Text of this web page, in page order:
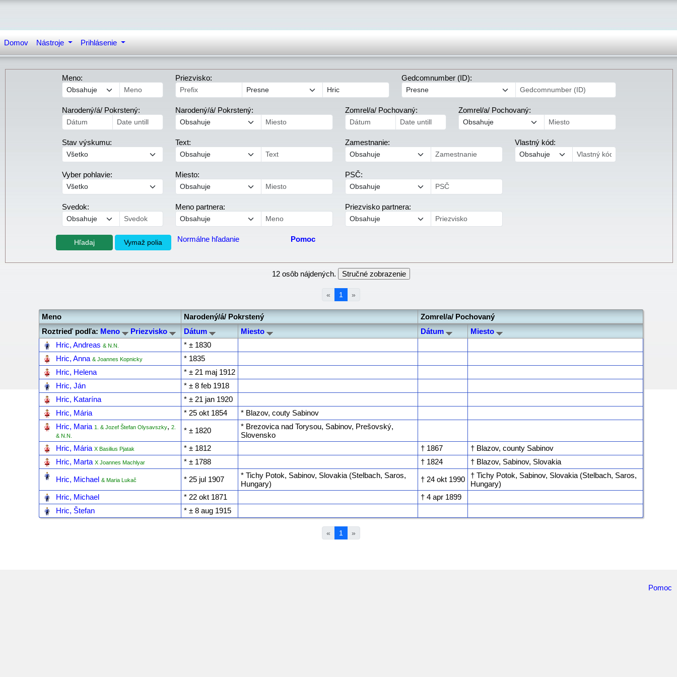
Domov Nástroje Prihlásenie
Meno: Priezvisko: Gedcomnumber (ID):
Narodený/á/ Pokrstený: Narodený/á/ Pokrstený: Zomrel/a/ Pochovaný: Zomrel/a/ Pochovaný:
Stav výskumu: Text: Zamestnanie: Vlastný kód:
Vyber pohlavie: Miesto: PSČ:
Svedok: Meno partnera: Priezvisko partnera:
Normálne hľadanie Pomoc
12 osôb nájdených.
« 1 »
Meno Narodený/á/ Pokrstený
Zomrel/a/ Pochovaný
Roztrieď podľa: Meno Priezvisko Dátum Miesto Dátum
Miesto
Hric, Andreas & N.N.
* ‎± 1830
Hric, Anna & Joannes Kopnicky
* ‎1835
Hric, Helena
* ‎± 21 maj 1912
Hric, Ján
* ‎± 8 feb 1918
Hric, Katarína
* ‎± 21 jan 1920
Hric, Mária * ‎25 okt 1854
* Blazov, couty Sabinov
Hric, Maria 1. & Jozef Štefan Olysavszky, 2.
& N.N.
* ‎± 1820
* Brezovica nad Torysou, Sabinov, Prešovský,
Slovensko
Hric, Mária X Basilius Pjatak * ‎± 1812 † ‎1867
† Blazov, county Sabinov
Hric, Marta X Joannes Machlyar * ‎± 1788 † ‎1824
† Blazov, Sabinov, Slovakia
Hric, Michael & Maria Lukač * ‎25 jul 1907
* Tichy Potok, Sabinov, Slovakia (Stelbach, Saros,
Hungary)
† ‎24 okt 1990
† Tichy Potok, Sabinov, Slovakia (Stelbach, Saros,
Hungary)
Hric, Michael * ‎22 okt 1871
† ‎4 apr 1899
Hric, Štefan * ‎± 8 aug 1915
« 1 »
Pomoc